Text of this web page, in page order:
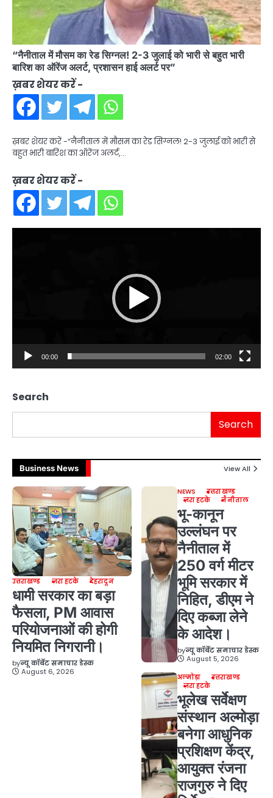
“नैनीताल में मौसम का रेड सिग्नल! 2-3 जुलाई को भारी से बहुत भारी
बारिश का ऑरेंज अलर्ट, प्रशासन हाई अलर्ट पर”
ख़बर शेयर करें -
ख़बर शेयर करें -“नैनीताल में मौसम का रेड सिग्नल! 2-3 जुलाई को भारी से
बहुत भारी बारिश का ऑरेंज अलर्ट,…
ख़बर शेयर करें -
00:00 02:00
Search
Search
Business News View All
उत्तराखण्ड ज़रा हटके देहरादून
धामी सरकार का बड़ा
फैसला, PM आवास
परियोजनाओं की होगी
नियमित निगरानी।
byन्यू कॉर्बेट समाचार डेस्क
August 6, 2026
NEWS
उत्तराखण्ड
ज़रा हटके
नैनीताल
भू-कानून
उल्लंघन पर
नैनीताल में
250 वर्ग मीटर
भूमि सरकार में
निहित, डीएम ने
दिए कब्जा लेने
के आदेश।
byन्यू कॉर्बेट समाचार डेस्क
August 5, 2026
अल्मोड़ा
उत्तराखण्ड
ज़रा हटके
भूलेख सर्वेक्षण
संस्थान अल्मोड़ा
बनेगा आधुनिक
प्रशिक्षण केंद्र,
आयुक्त रंजना
राजगुरु ने दिए